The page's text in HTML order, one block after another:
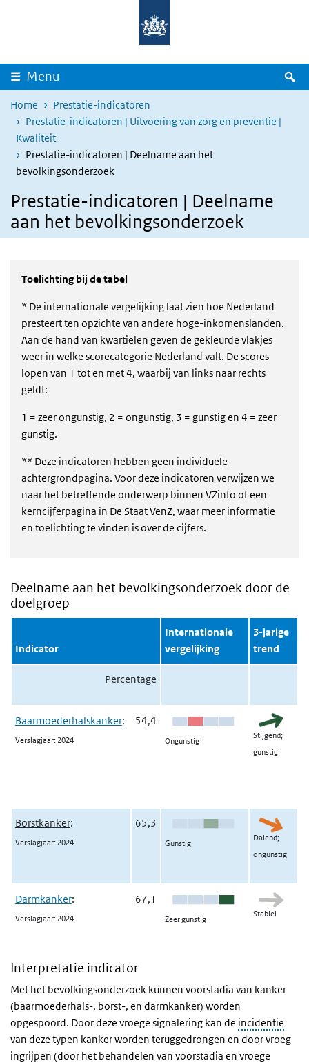
Overslaan en naar de inhoud gaan
Menu
Home
Prestatie-indicatoren
Prestatie-indicatoren | Uitvoering van zorg en preventie |
Kwaliteit
Prestatie-indicatoren | Deelname aan het
bevolkingsonderzoek
Prestatie-indicatoren | Deelname
aan het bevolkingsonderzoek
Toelichting bij de tabel
* De internationale vergelijking laat zien hoe Nederland
presteert ten opzichte van andere hoge-inkomenslanden.
Aan de hand van kwartielen geven de gekleurde vlakjes
weer in welke scorecategorie Nederland valt. De scores
lopen van 1 tot en met 4, waarbij van links naar rechts
geldt:
1 = zeer ongunstig, 2 = ongunstig, 3 = gunstig en 4 = zeer
gunstig.
** Deze indicatoren hebben geen individuele
achtergrondpagina. Voor deze indicatoren verwijzen we
naar het betreffende onderwerp binnen VZinfo of een
kerncijferpagina in De Staat VenZ, waar meer informatie
en toelichting te vinden is over de cijfers.
Deelname aan het bevolkingsonderzoek door de
doelgroep
Indicator
Internationale
vergelijking
3-jarige
trend
Percentage
Baarmoederhalskanker:
Verslagjaar: 2024
54,4
Ongunstig
Stijgend;
gunstig
Borstkanker:
Verslagjaar: 2024
65,3
Gunstig
Dalend;
ongunstig
Darmkanker:
Verslagjaar: 2024
67,1
Zeer gunstig
Stabiel
Interpretatie indicator
Met het bevolkingsonderzoek kunnen voorstadia van kanker
(baarmoederhals-, borst-, en darmkanker) worden
opgespoord. Door deze vroege signalering kan de incidentie
van deze typen kanker worden teruggedrongen en door vroeg
ingrijpen (door het behandelen van voorstadia en vroege